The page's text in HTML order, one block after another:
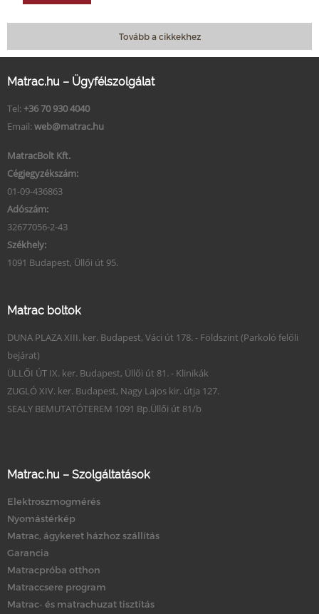
Tovább a cikkekhez
Matrac.hu – Ügyfélszolgálat
Tel: +36 70 930 4040
Email: web@matrac.hu
MatracBolt Kft.
Cégjegyzékszám:
01-09-436863
Adószám:
32677056-2-43
Székhely:
1091 Budapest, Üllői út 95.
Matrac boltok
DUNA PLAZA XIII. ker. Budapest, Váci út 178. - Földszint (Parkoló felőli
bejárat)
ÜLLŐI ÚT IX. ker. Budapest, Üllői út 81. - Klinikák
ZUGLÓ XIV. ker. Budapest, Nagy Lajos kir. útja 127.
SEALY BEMUTATÓTEREM 1091 Bp.Üllői út 81/b
Matrac.hu – Szolgáltatások
Elektroszmogmérés
Nyomástérkép
Matrac, ágykeret házhoz szállítás
Garancia
Matracpróba otthon
Matraccsere program
Matrac- és matrachuzat tisztítás